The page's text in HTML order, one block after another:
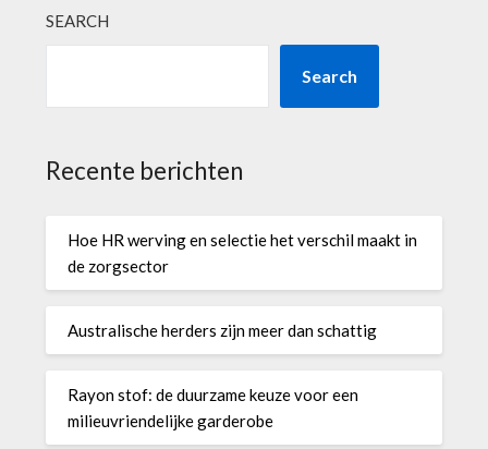
SEARCH
Search
Recente berichten
Hoe HR werving en selectie het verschil maakt in
de zorgsector
Australische herders zijn meer dan schattig
Rayon stof: de duurzame keuze voor een
milieuvriendelijke garderobe